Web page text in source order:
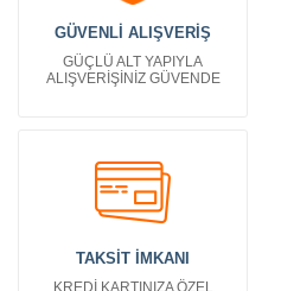
GÜVENLİ ALIŞVERİŞ
GÜÇLÜ ALT YAPIYLA
ALIŞVERİŞİNİZ GÜVENDE
TAKSİT İMKANI
KREDİ KARTINIZA ÖZEL